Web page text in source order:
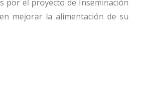
por el proyecto de Inseminación
mejorar la alimentación de su